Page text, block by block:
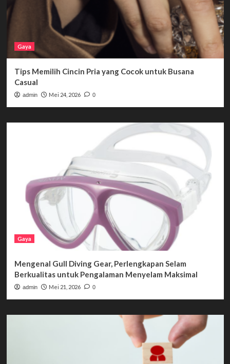
Gaya
Tips Memilih Cincin Pria yang Cocok untuk Busana
Casual
admin Mei 24, 2026 0
Gaya
Mengenal Gull Diving Gear, Perlengkapan Selam
Berkualitas untuk Pengalaman Menyelam Maksimal
admin Mei 21, 2026 0